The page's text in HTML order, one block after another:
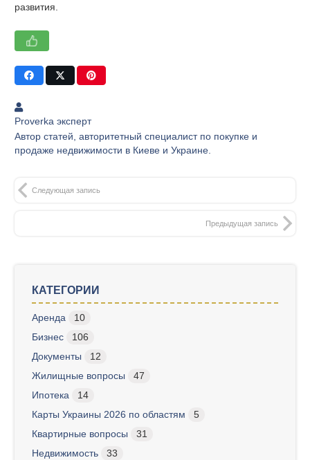
развития.
Proverka эксперт
Автор статей, авторитетный специалист по покупке и
продаже недвижимости в Киеве и Украине.
Следующая запись
Предыдущая запись
КАТЕГОРИИ
Аренда
10
Бизнес
106
Документы
12
Жилищные вопросы
47
Ипотека
14
Карты Украины 2026 по областям
5
Квартирные вопросы
31
Недвижимость
33